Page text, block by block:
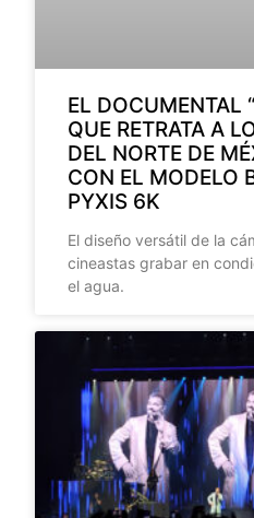
EL DOCUMENTAL
QUE RETRATA A
DEL NORTE DE
CON EL MODELO
PYXIS 6K
El diseño versátil de la
cineastas grabar en
el agua.